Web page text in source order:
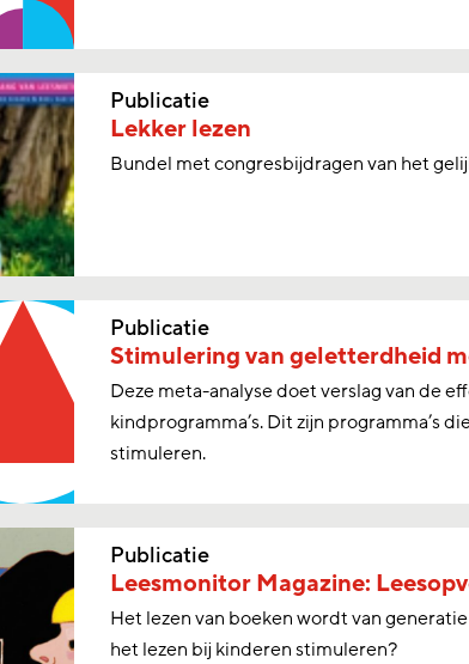
Publicatie
Lekker lezen
Bundel met congresbijdragen van het
Publicatie
Stimulering van geletterdheid
Deze meta-analyse doet verslag van de
kindprogramma’s. Dit zijn programma’s
stimuleren.
Publicatie
Leesmonitor Magazine:
Het lezen van boeken wordt van
het lezen bij kinderen stimuleren?